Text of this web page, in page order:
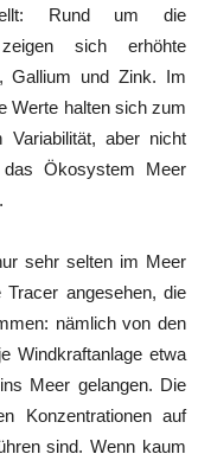
Rund um die
sich erhöhte
Gallium und Zink. Im
Werte halten sich zum
aber nicht
das Ökosystem Meer
sehr selten im Meer
angesehen, die
nämlich von den
Windkraftanlage etwa
Meer gelangen. Die
Konzentrationen auf
sind. Wenn kaum